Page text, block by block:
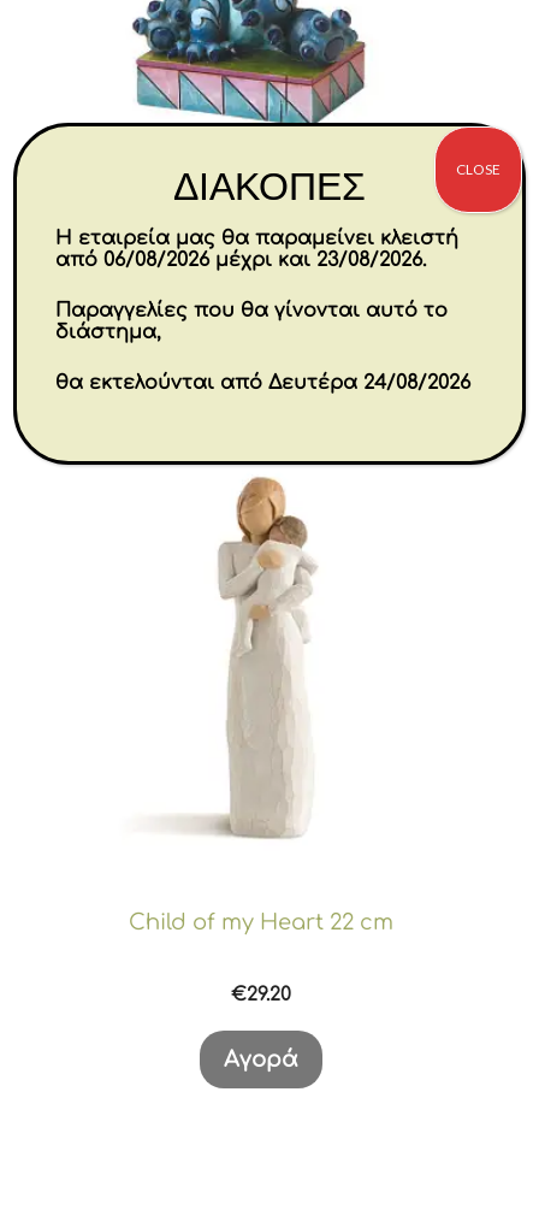
cm
Child of my Heart 22 cm
€29.20
Αγορά
ΔΙΑΚΟΠΕΣ
Η εταιρεία μας θα παραμείνει κλειστή
από 06/08/2026 μέχρι και 23/08/2026.
Παραγγελίες που θα γίνονται αυτό το
διάστημα,
θα εκτελούνται από Δευτέρα 24/08/2026
CLOSE